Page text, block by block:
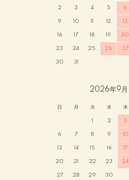
2 3 4 5 6
9 10 11 12 13
16 17 18 19 20
23 24 25 26 27
30 31
2026年9月
日 月 火 水 木
1 2 3
6 7 8 9 10
13 14 15 16 17
20 21 22 23 24
27 28 29 30